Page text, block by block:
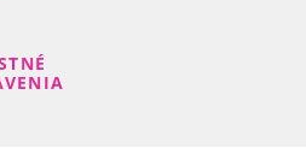
a
o